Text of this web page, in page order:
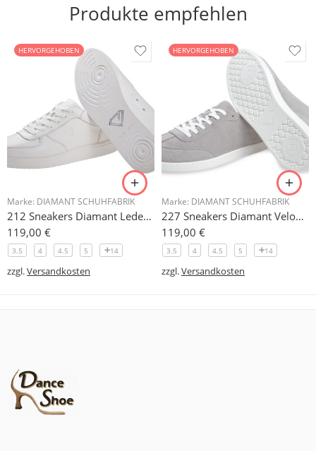
Produkte empfehlen
HERVORGEHOBEN
Marke: DIAMANT SCHUHFABRIK
212 Sneakers Diamant Leder weiss, drehfreudige Kunststoffsohle
119,00 €
3.5 4 4.5 5 14
zzgl.Versandkosten
HERVORGEHOBEN
Marke: DIAMANT SCHUHFABRIK
227 Sneakers Diamant Veloursleder hellgrau, drehfreudige Kunststoffsohle
119,00 €
3.5 4 4.5 5 14
zzgl.Versandkosten